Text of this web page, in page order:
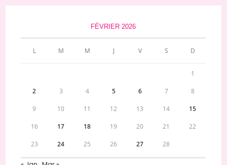
FÉVRIER 2026
L M M J V S D
1
2 3 4 5 6 7 8
9 10 11 12 13 14 15
16 17 18 19 20 21 22
23 24 25 26 27 28